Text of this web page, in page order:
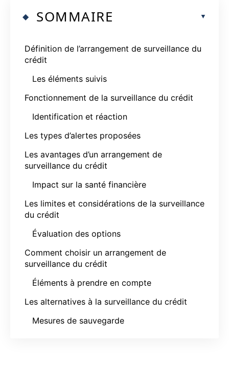
SOMMAIRE
Définition de l’arrangement de surveillance du
crédit
Les éléments suivis
Fonctionnement de la surveillance du crédit
Identification et réaction
Les types d’alertes proposées
Les avantages d’un arrangement de
surveillance du crédit
Impact sur la santé financière
Les limites et considérations de la surveillance
du crédit
Évaluation des options
Comment choisir un arrangement de
surveillance du crédit
Éléments à prendre en compte
Les alternatives à la surveillance du crédit
Mesures de sauvegarde